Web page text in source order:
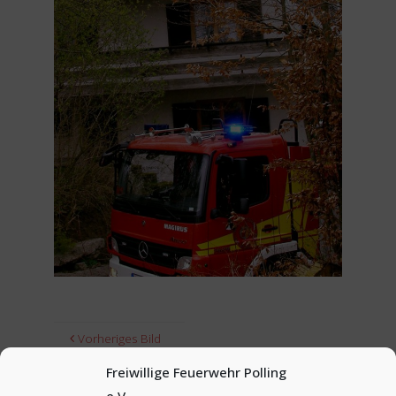
Freiwillige Feuerwehr Polling
Vorheriges Bild
Nächstes Bild